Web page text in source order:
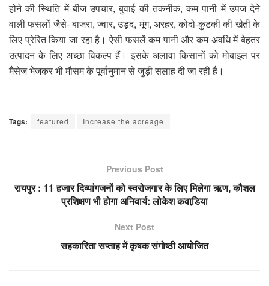
होने की स्थिति में बीज उपचार, बुवाई की तकनीक, कम पानी में उपज देने
वाली फसलों जैसे- बाजरा, ज्वार, उड़द, मूंग, अरहर, कोदो-कुटकी की खेती के
लिए प्रेरित किया जा रहा है। ऐसी फसलें कम पानी और कम अवधि में बेहतर
उत्पादन के लिए अच्छा विकल्प हैं। इसके अलावा किसानों को मोबाइल पर
मैसेज भेजकर भी मौसम के पूर्वानुमान से जुड़ी सलाह दी जा रही है।
Tags: featured Increase the acreage
Previous Post
रायपुर : 11 हजार दिव्यांगजनों को स्वरोजगार के लिए मिलेगा ऋण, कौशल
प्रशिक्षण भी होगा अनिवार्य: लोकेश कवाडि़या
Next Post
सहकारिता सप्ताह में कृषक संगोष्ठी आयोजित